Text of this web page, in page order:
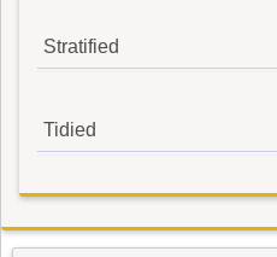
Stratified
Tidied